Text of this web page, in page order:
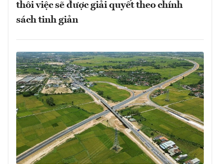
thôi việc sẽ được giải quyết theo chính
sách tinh giản